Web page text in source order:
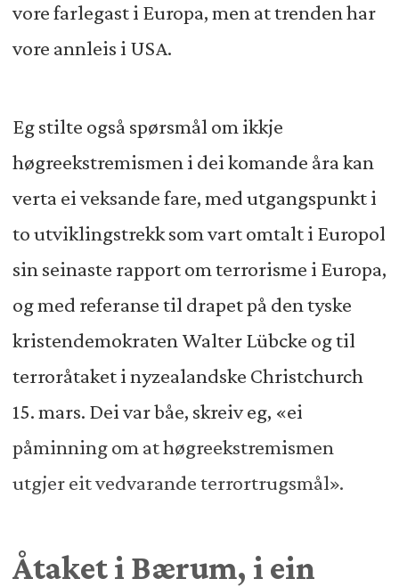
vore farlegast i Europa, men at trenden har
vore annleis i USA.
Eg stilte også spørsmål om ikkje
høgreekstremismen i dei komande åra kan
verta ei veksande fare, med utgangspunkt i
to utviklingstrekk som vart omtalt i Europol
sin seinaste rapport om terrorisme i Europa,
og med referanse til drapet på den tyske
kristendemokraten Walter Lübcke og til
terroråtaket i nyzealandske Christchurch
15. mars. Dei var båe, skreiv eg, «ei
påminning om at høgreekstremismen
utgjer eit vedvarande terrortrugsmål».
Åtaket i Bærum, i ein